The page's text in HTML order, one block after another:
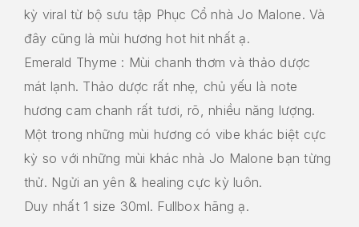
kỳ viral từ bộ sưu tập Phục Cổ nhà Jo Malone. Và
đây cũng là mùi hương hot hit nhất ạ.
Emerald Thyme : Mùi chanh thơm và thảo dược
mát lạnh. Thảo dược rất nhẹ, chủ yếu là note
hương cam chanh rất tươi, rõ, nhiều năng lượng.
Một trong những mùi hương có vibe khác biệt cực
kỳ so với những mùi khác nhà Jo Malone bạn từng
thử. Ngửi an yên & healing cực kỳ luôn.
Duy nhất 1 size 30ml. Fullbox hãng ạ.